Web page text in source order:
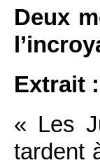
Deux
Extrait :
« Les
tardent